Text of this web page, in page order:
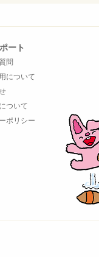
ート
問
について
ついて
ポリシー